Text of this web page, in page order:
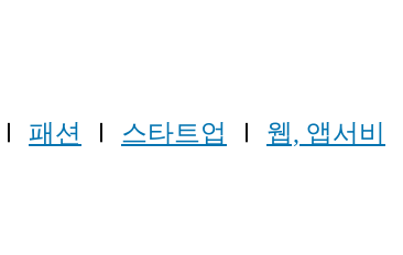
Ⅰ 패션 Ⅰ 스타트업 Ⅰ 웹, 앱서비